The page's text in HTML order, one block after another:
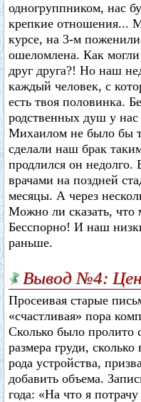
одногруппником, нас
крепкие отношения...
курсе, на 3-м
ошеломлена. Как
друг друга?! Но наш
каждый человек, с
есть твоя половинка.
родственных душ у
Михаилом не было бы
сделали наш брак
продлился он недолго.
врачами на поздней
месяцы. А через
Можно ли сказать,
Бесспорно! И наш
раньше.
Вывод №4:
Просеивая старые
«счастливая» пора
Сколько было пролито
размера груди,
рода устройства,
добавить объема.
года: «На что я